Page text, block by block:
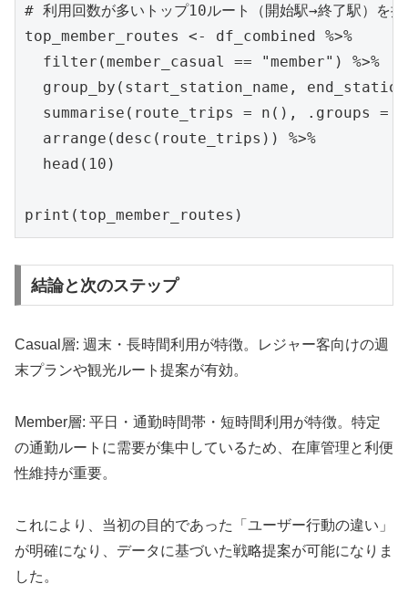
# 利用回数が多いトップ10ルート（開始駅→終了駅）を抽
top_member_routes <- df_combined %>%
  filter(member_casual == "member") %>%
group_by(start_station_name,
summarise(route_trips = n(), .groups =
  arrange(desc(route_trips)) %>%
  head(10)
print(top_member_routes)
結論と次のステップ
Casual層: 週末・長時間利用が特徴。レジャー客向けの週
末プランや観光ルート提案が有効。
Member層: 平日・通勤時間帯・短時間利用が特徴。特定
の通勤ルートに需要が集中しているため、在庫管理と利便
性維持が重要。
これにより、当初の目的であった「ユーザー行動の違い」
が明確になり、データに基づいた戦略提案が可能になりま
した。